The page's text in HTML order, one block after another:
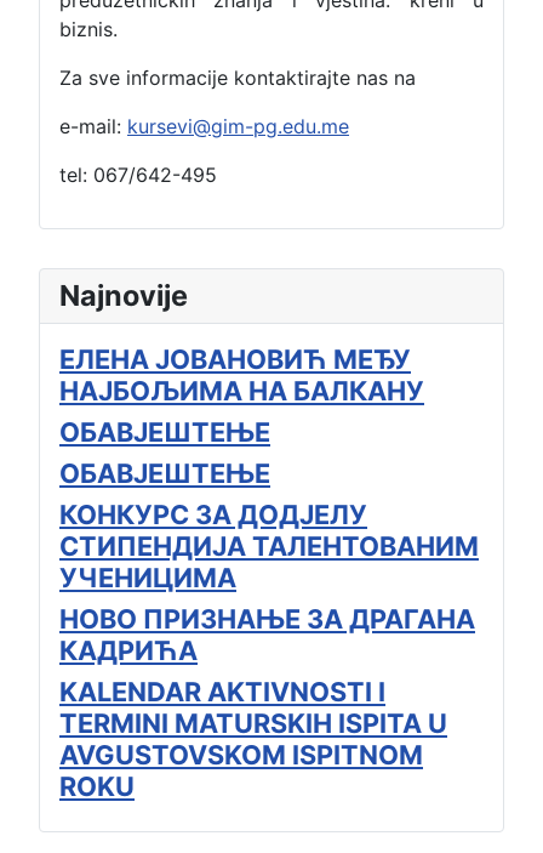
Najnovije
ЕЛЕНА ЈОВАНОВИЋ МЕЂУ
НАЈБОЉИМА НА БАЛКАНУ
ОБАВЈЕШТЕЊЕ
ОБАВЈЕШТЕЊЕ
КОНКУРС ЗА ДОДЈЕЛУ
СТИПЕНДИЈА ТАЛЕНТОВАНИМ
УЧЕНИЦИМА
НОВО ПРИЗНАЊЕ ЗА ДРАГАНА
КАДРИЋА
KALENDAR AKTIVNOSTI I
TERMINI MATURSKIH ISPITA U
AVGUSTOVSKOM ISPITNOM
ROKU
biznis.
Za sve informacije kontaktirajte nas na
e-mail: kursevi@gim-pg.edu.me
tel: 067/642-495